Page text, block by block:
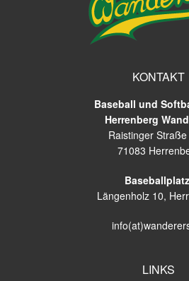
KONTAKT
Baseball und
Herrenberg
Raistinger
71083
Längenholz 10,
LINKS